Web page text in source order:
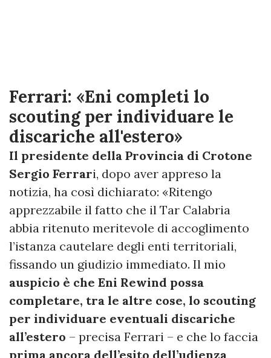
Ferrari: «Eni completi lo
scouting per individuare le
discariche all'estero»
Il presidente della Provincia di Crotone
Sergio Ferrari, dopo aver appreso la
notizia, ha così dichiarato: «Ritengo
apprezzabile il fatto che il Tar Calabria
abbia ritenuto meritevole di accoglimento
l’istanza cautelare degli enti territoriali,
fissando un giudizio immediato. Il mio
auspicio è che Eni Rewind possa
completare, tra le altre cose, lo scouting
per individuare eventuali discariche
all’estero – precisa Ferrari – e che lo faccia
prima ancora dell’esito dell’udienza